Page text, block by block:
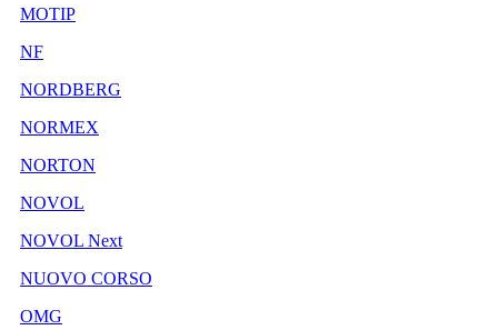
MOTIP
NF
NORDBERG
NORMEX
NORTON
NOVOL
NOVOL Next
NUOVO CORSO
OMG